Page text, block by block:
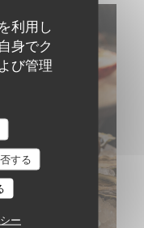
利用し
身でク
び管理
する
ー